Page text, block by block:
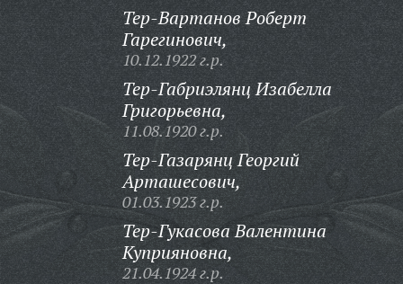
Тер-Вартанов Роберт
Гарегинович,
10.12.1922 г.р.
Тер-Габриэлянц Изабелла
Григорьевна,
11.08.1920 г.р.
Тер-Газарянц Георгий
Арташесович,
01.03.1923 г.р.
Тер-Гукасова Валентина
Куприяновна,
21.04.1924 г.р.